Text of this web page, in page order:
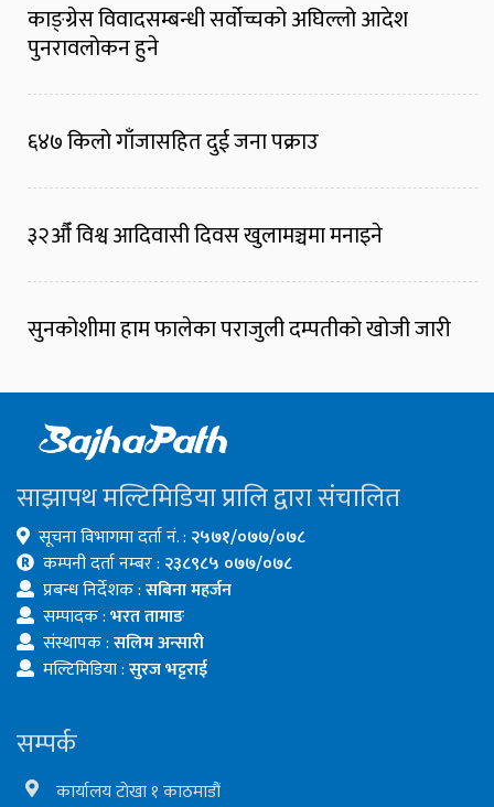
काङ्ग्रेस विवादसम्बन्धी सर्वोच्चको अघिल्लो आदेश
पुनरावलोकन हुने
६४७ किलो गाँजासहित दुई जना पक्राउ
३२औँ विश्व आदिवासी दिवस खुलामञ्चमा मनाइने
सुनकोशीमा हाम फालेका पराजुली दम्पतीको खोजी जारी
साझापथ मल्टिमिडिया प्रालि द्वारा संचालित
सूचना विभागमा दर्ता नं. : २५७१/०७७/०७८
कम्पनी दर्ता नम्बर : २३८९८५ ०७७/०७८
प्रबन्ध निर्देशक :सबिना महर्जन
सम्पादक :भरत तामाङ
संस्थापक :सलिम अन्सारी
मल्टिमिडिया :सुरज भट्टराई
सम्पर्क
कार्यालय टोखा १ काठमाडौं